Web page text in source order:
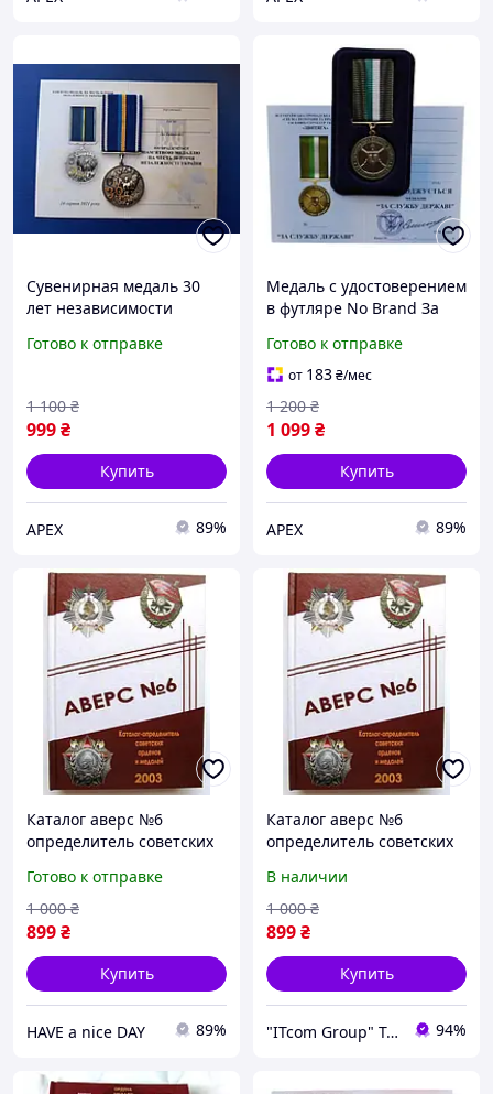
Сувенирная медаль 30
лет независимости
Тип 4 Mine (hub_atseue)
Готово к отправке
999₴
1 100 ₴
Купить
APEX 89%
Медаль с удостоверением
в футляре No Brand За
территориальная
оборона Украины 32 мм
Золотистый (hub_20f1dm)
Готово к отправке
от 183₴/мес
1 099₴
1 200 ₴
Купить
APEX 89%
Каталог аверс №6
определитель советских
Brand Кривцов В.Д. 2003
(hub_gaav0t)
Готово к отправке
899₴
1 000 ₴
Купить
HAVE a nice DAY 89%
Каталог аверс №6
определитель советских
Brand Кривцов В.Д. 2003
(hub_gaav0t)
В наличии
899₴
1 000 ₴
Купить
"ITcom Group" Technology Distribution 94%